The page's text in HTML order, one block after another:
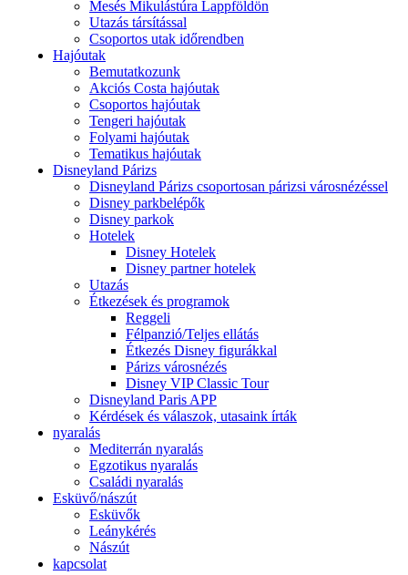
Mesés Mikulástúra Lappföldön
Utazás társítással
Csoportos utak időrendben
Hajóutak
Bemutatkozunk
Akciós Costa hajóutak
Csoportos hajóutak
Tengeri hajóutak
Folyami hajóutak
Tematikus hajóutak
Disneyland Párizs
Disneyland Párizs csoportosan párizsi városnézéssel
Disney parkbelépők
Disney parkok
Hotelek
Disney Hotelek
Disney partner hotelek
Utazás
Étkezések és programok
Reggeli
Félpanzió/Teljes ellátás
Étkezés Disney figurákkal
Párizs városnézés
Disney VIP Classic Tour
Disneyland Paris APP
Kérdések és válaszok, utasaink írták
nyaralás
Mediterrán nyaralás
Egzotikus nyaralás
Családi nyaralás
Esküvő/nászút
Esküvők
Leánykérés
Nászút
kapcsolat